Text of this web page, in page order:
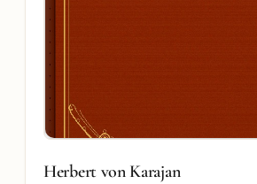
Herbert von Karajan